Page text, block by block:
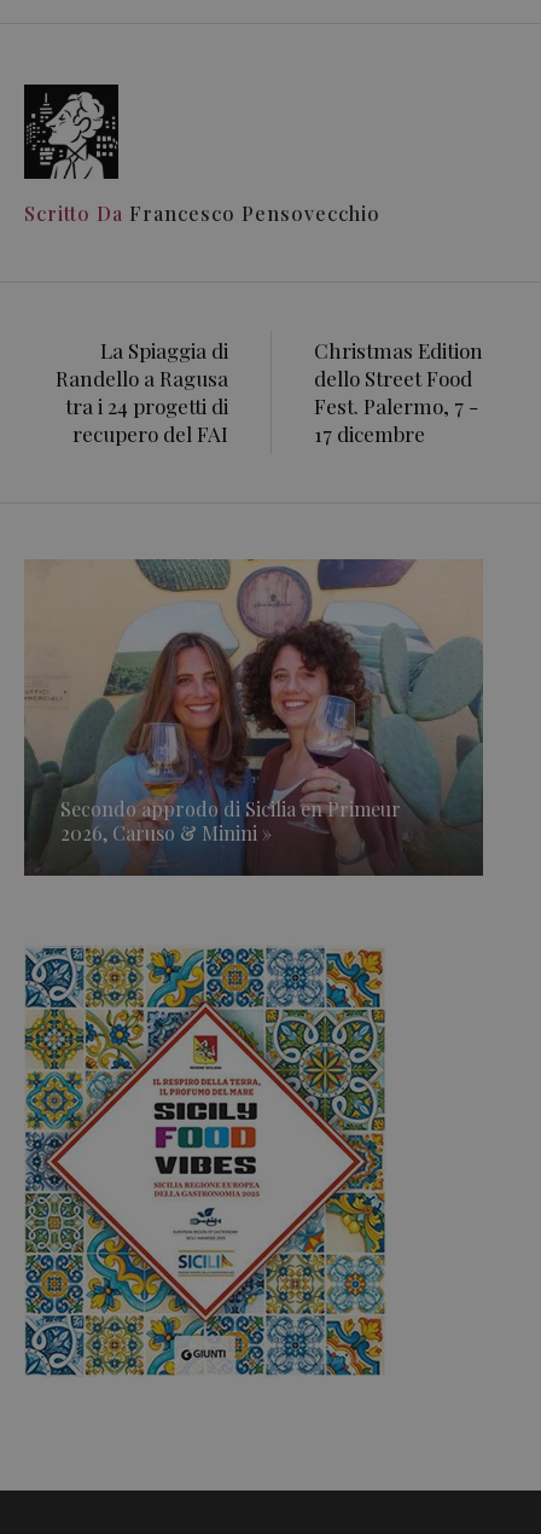
Scritto Da Francesco Pensovecchio
La Spiaggia di
Randello a Ragusa
tra i 24 progetti di
recupero del FAI
Christmas Edition
dello Street Food
Fest. Palermo, 7 -
17 dicembre
Secondo approdo di Sicilia en Primeur
2026, Caruso & Minini »